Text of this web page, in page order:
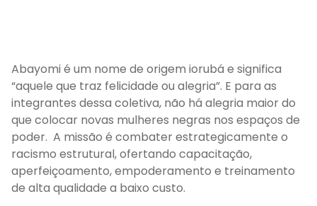
Abayomi é um nome de origem iorubá e significa
“aquele que traz felicidade ou alegria”. E para as
integrantes dessa coletiva, não há alegria maior do
que colocar novas mulheres negras nos espaços de
poder. A missão é combater estrategicamente o
racismo estrutural, ofertando capacitação,
aperfeiçoamento, empoderamento e treinamento
de alta qualidade a baixo custo.